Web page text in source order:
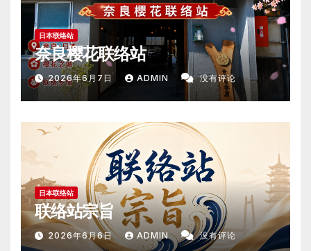
日本联络站
奈良樱花联络站
2026年6月7日 ADMIN 没有评论
日本联络站
联络站宗旨
2026年6月6日 ADMIN 没有评论